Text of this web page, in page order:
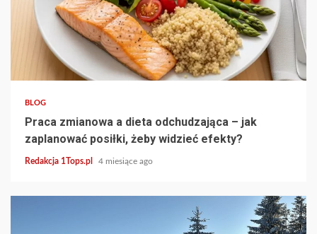
3 min read
BLOG
Praca zmianowa a dieta odchudzająca – jak
zaplanować posiłki, żeby widzieć efekty?
Redakcja 1Tops.pl 4 miesiące ago